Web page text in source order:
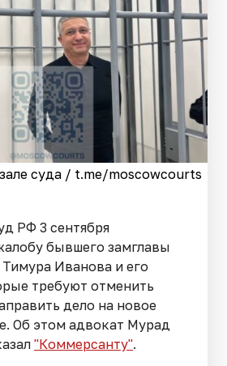
суда / t.me/moscowcourts
РФ 3 сентября
бывшего замглавы
Иванова и его
требуют отменить
дело на новое
Об этом адвокат Мурад
"Коммерсанту".